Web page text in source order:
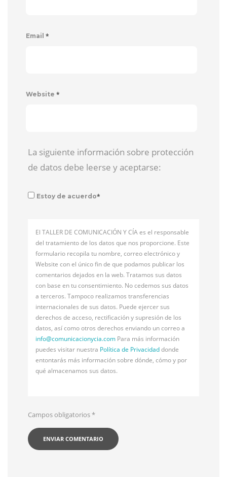
Email *
Website *
La siguiente información sobre protección
de datos debe leerse y aceptarse:
Estoy de acuerdo*
El TALLER DE COMUNICACIÓN Y CÍA es el responsable
del tratamiento de los datos que nos proporcione. Este
formulario recopila tu nombre, correo electrónico y
Website con el único fin de que podamos publicar los
comentarios dejados en la web. Tratamos sus datos
con base en tu consentimiento. No cedemos sus datos
a terceros. Tampoco realizamos transferencias
internacionales de sus datos. Puede ejercer sus
derechos de acceso, rectificación y supresión de los
datos, así como otros derechos enviando un correo a
info@comunicacionycia.com Para más información
puedes visitar nuestra Política de Privacidaddonde
entontarás más información sobre dónde, cómo y por
qué almacenamos sus datos.
Campos obligatorios*